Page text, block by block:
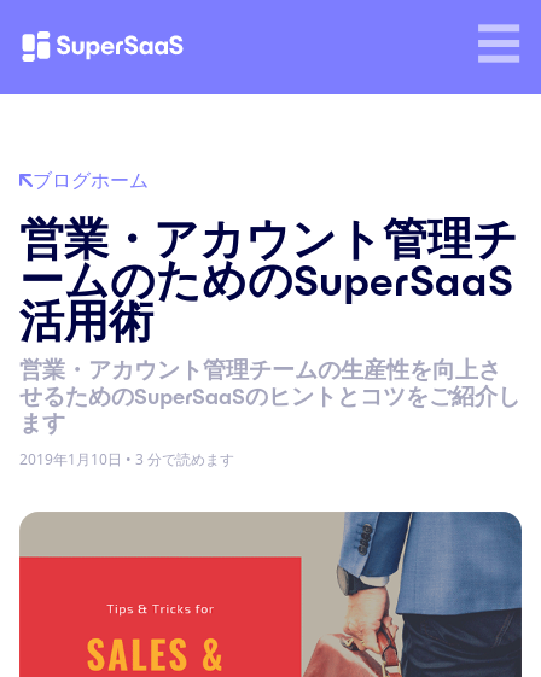
ブログホーム
営業・アカウント管理チ
ームのためのSuperSaaS
活用術
営業・アカウント管理チームの生産性を向上さ
せるためのSuperSaaSのヒントとコツをご紹介し
ます
2019年1月10日 • 3 分で読めます